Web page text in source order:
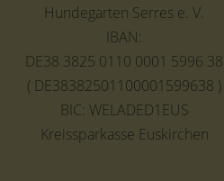
Hundegarten Serres e. V.
IBAN:
DE38 3825 0110 0001 5996 38
( DE38382501100001599638 )
BIC: WELADED1EUS
Kreissparkasse Euskirchen